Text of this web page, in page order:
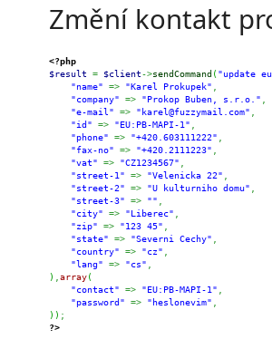
Změní kontakt
<?php
$result
= $client->sendCommand ("update
"name"
=> "Karel Prokupek"
"company"
=> "Prokop Buben, s.r.o."
"e-mail"
=> "karel@fuzzymail.com"
"id"
=> "EU:PB-MAPI-1"
"phone"
=> "+420.603111222"
"fax-no"
=> "+420.2111223"
"vat"
=> "CZ1234567"
"street-1"
=> "Velenicka 22"
"street-2"
=> "U kulturniho domu"
"street-3"
=> ""
"city"
=> "Liberec"
"zip"
=> "123 45"
"state"
=> "Severni Cechy"
"country"
=> "cz"
"lang"
=> "cs"
)
array(
"contact"
=> "EU:PB-MAPI-1"
"password"
=> "heslonevim"
) ) ;
?>